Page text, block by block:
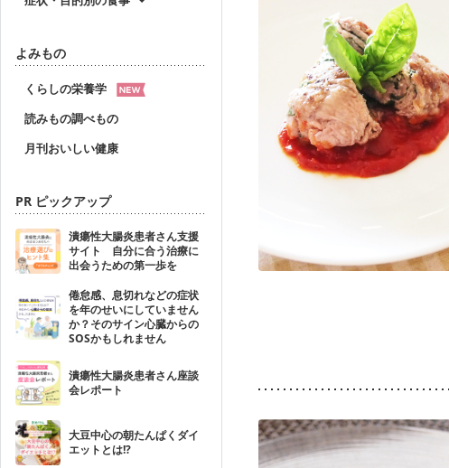
よみもの
くらしの栄養学
読みもの調べもの
月刊おいしい健康
PR ピックアップ
潰瘍性大腸炎患者さん支援
サイト 自分に合う治療に
出会うための第一歩を
倦怠感、息切れなどの症状
を年のせいにしていません
か？そのサイン心臓からの
SOSかもしれません
潰瘍性大腸炎患者さん座談
会レポート
大豆中心の朝たんぱくダイ
エットとは!?